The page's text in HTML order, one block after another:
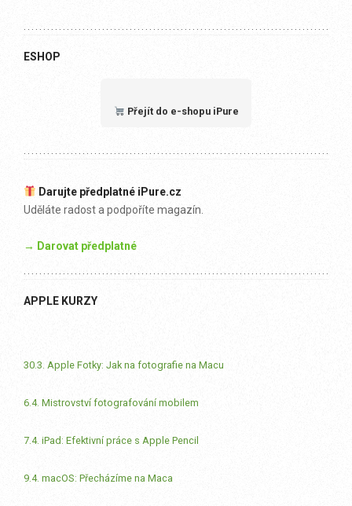
ESHOP
Přejít do e-shopu iPure
Darujte předplatné iPure.cz
Uděláte radost a podpoříte magazín.
→ Darovat předplatné
APPLE KURZY
30.3. Apple Fotky: Jak na fotografie na Macu
6.4. Mistrovství fotografování mobilem
7.4. iPad: Efektivní práce s Apple Pencil
9.4. macOS: Přecházíme na Maca